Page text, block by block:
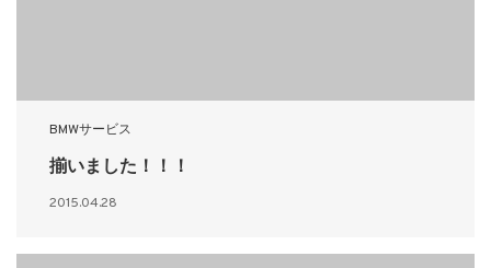
BMWサービス
揃いました！！！
2015.04.28